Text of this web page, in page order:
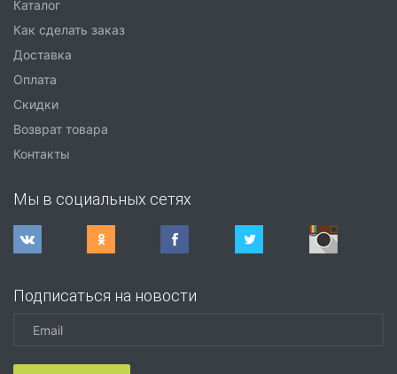
Каталог
Как сделать заказ
Доставка
Оплата
Скидки
Возврат товара
Контакты
Мы в социальных сетях
Подписаться на новости